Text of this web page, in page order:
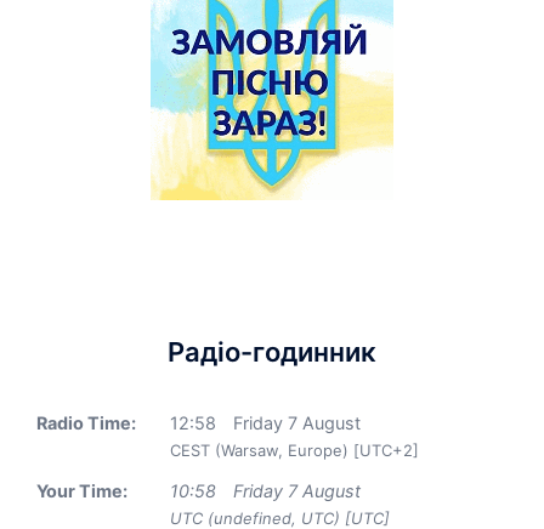
Радіо-годинник
Radio Time: 12:58 Friday 7 August
CEST (Warsaw, Europe) [UTC+2]
Your Time: 10:58 Friday 7 August
UTC (undefined, UTC) [UTC]